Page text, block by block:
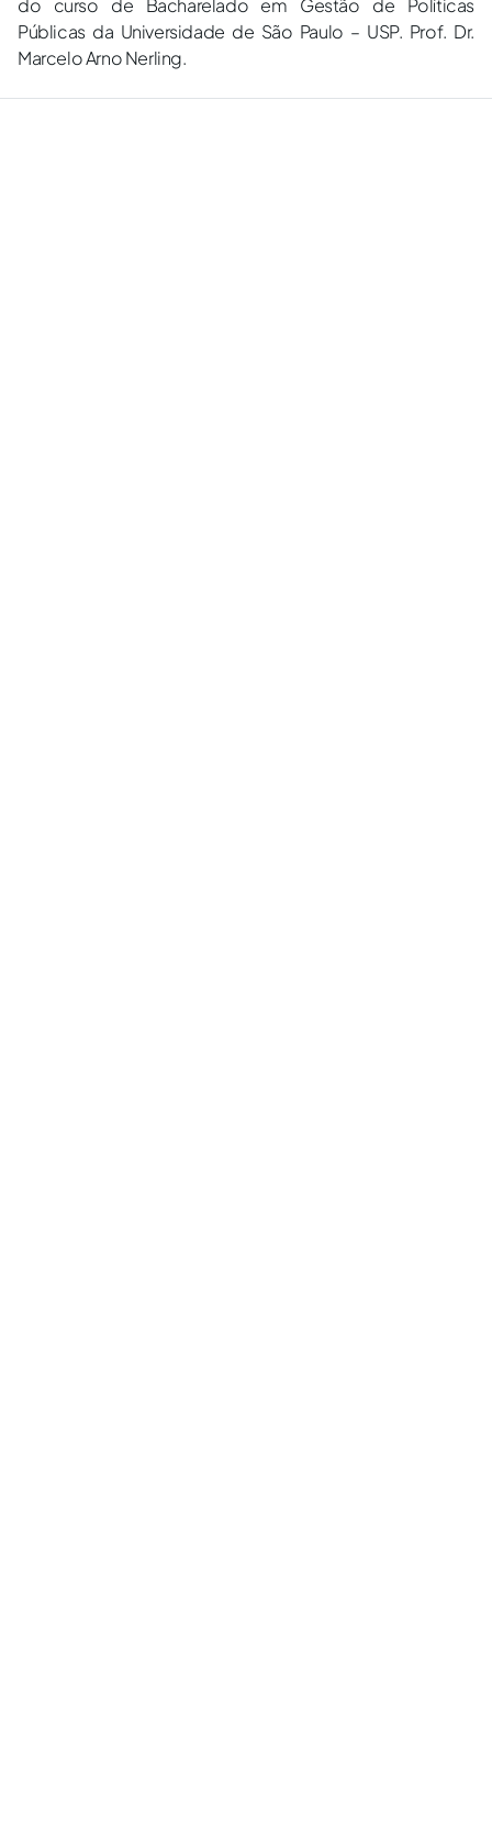
do curso de Bacharelado em Gestão de Políticas
Públicas da Universidade de São Paulo – USP. Prof. Dr.
Marcelo Arno Nerling.